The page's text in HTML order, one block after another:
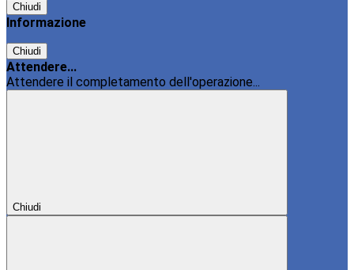
Chiudi
Informazione
Chiudi
Attendere...
Attendere il completamento dell'operazione...
Chiudi